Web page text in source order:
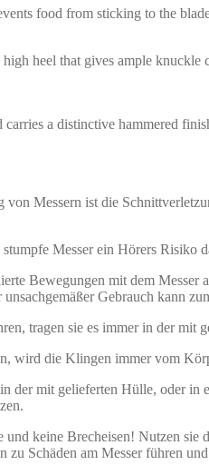
food from sticking to the
heel that gives ample
a distinctive hammered
Messern ist die
Messer ein Hörers Risiko
Bewegungen mit dem Messer
Gebrauch kann
tragen sie es immer in der mit
wird die Klingen immer vom
der mit gelieferten Hülle, oder in
und keine Brecheisen! Nutzen
Schäden am Messer führen